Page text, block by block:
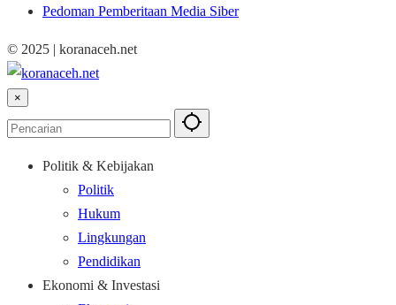
Pedoman Pemberitaan Media Siber
© 2025 | koranaceh.net
×
Politik & Kebijakan
Politik
Hukum
Lingkungan
Pendidikan
Ekonomi & Investasi